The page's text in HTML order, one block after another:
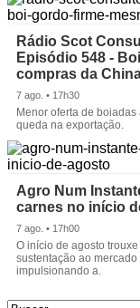
Rádio Scot
Episódio 548 -
compras da
7 ago. • 17h30
Menor oferta de
queda na exportação.
Agro Num
carnes no início
7 ago. • 17h00
O início de agosto
sustentação ao
impulsionando a.